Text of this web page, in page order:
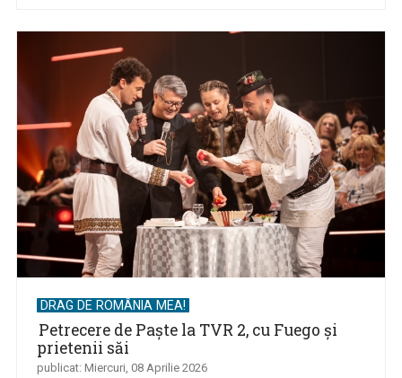
DRAG DE ROMÂNIA MEA!
Petrecere de Paște la TVR 2, cu Fuego și
prietenii săi
publicat: Miercuri, 08 Aprilie 2026